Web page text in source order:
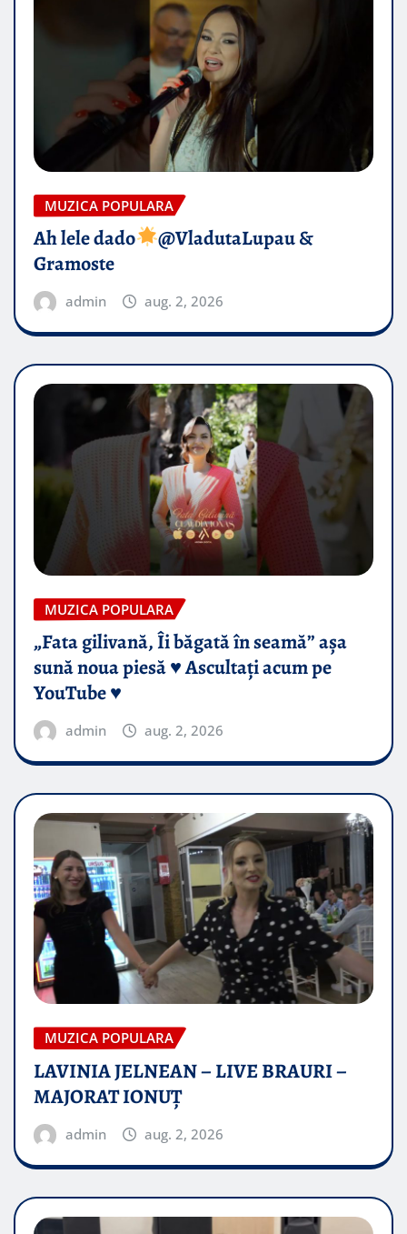
MUZICA POPULARA
Ah lele dado​
@VladutaLupau &
Gramoste
admin aug. 2, 2026
MUZICA POPULARA
„Fata gilivană, Îi băgată în seamă” așa
sună noua piesă ♥️ Ascultați acum pe
YouTube ♥️
admin aug. 2, 2026
MUZICA POPULARA
LAVINIA JELNEAN – LIVE BRAURI –
MAJORAT IONUŢ
admin aug. 2, 2026